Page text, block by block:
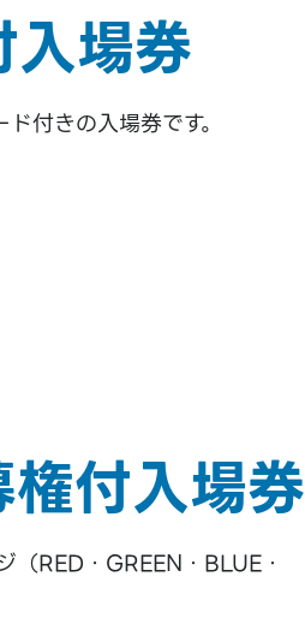
場券
付きの入場券です。
付入場券
RED・GREEN・BLUE・